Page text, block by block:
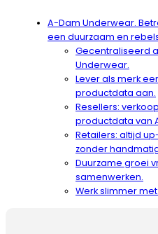
A-Dam Underwear.
een duurzaam en
Gecentraliseerd
Underwear.
Lever als merk
productdata aan.
Resellers:
productdata van
Retailers: altijd
zonder
Duurzame groei
samenwerken.
Werk slimmer